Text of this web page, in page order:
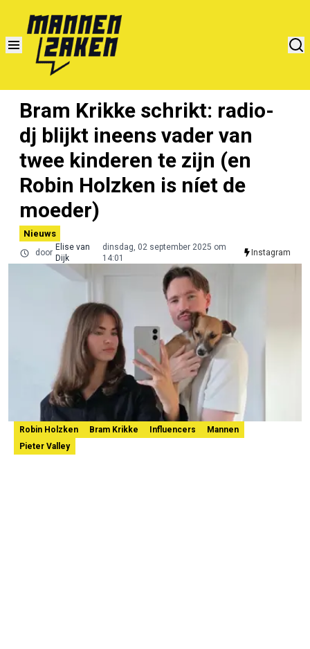
Bram Krikke schrikt: radio-
dj blijkt ineens vader van
twee kinderen te zijn (en
Robin Holzken is níet de
moeder)
Nieuws
door
Elise van
Dijk
dinsdag, 02 september 2025 om
14:01
Instagram
Robin Holzken Bram Krikke Influencers
Mannen
Pieter Valley